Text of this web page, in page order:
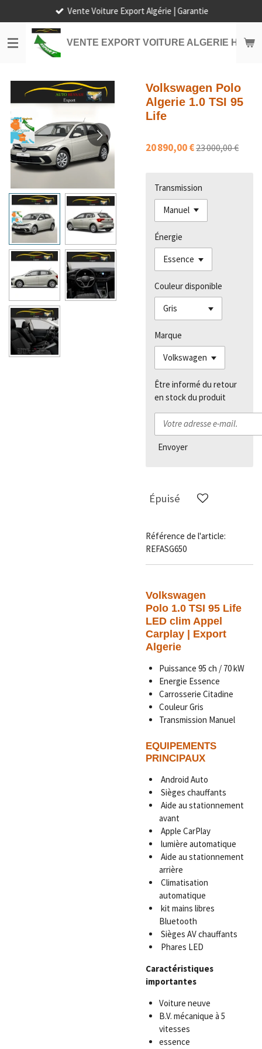
au
contenu
principal
VENTE EXPORT VOITURE ALGERIE HORS
Vente Voiture Export Algérie | Garantie
Volkswagen Polo
Algerie 1.0 TSI 95
Life
20 890,00 €23 000,00 €
Transmission
Énergie
Couleur disponible
Marque
Être informé du retour
en stock du produit
Envoyer
Épuisé
Référence de l'article:
REFASG650
Volkswagen
Polo 1.0 TSI 95 Life
LED clim Appel
Carplay | Export
Algerie
Puissance 95 ch / 70 kW
Energie Essence
Carrosserie Citadine
Couleur Gris
Transmission Manuel
EQUIPEMENTS
PRINCIPAUX
Android Auto
Sièges chauffants
Aide au stationnement
avant
Apple CarPlay
lumière automatique
Aide au stationnement
arrière
Climatisation
automatique
kit mains libres
Bluetooth
Sièges AV chauffants
Phares LED
Caractéristiques
importantes
Voiture neuve
B.V. mécanique à 5
vitesses
essence